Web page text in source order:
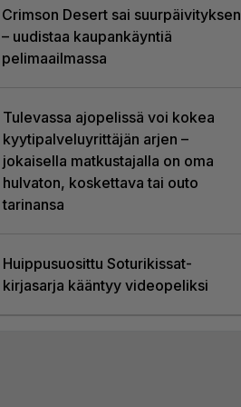
Crimson Desert sai suurpäivityksen
– uudistaa kaupankäyntiä
pelimaailmassa
Tulevassa ajopelissä voi kokea
kyytipalveluyrittäjän arjen –
jokaisella matkustajalla on oma
hulvaton, koskettava tai outo
tarinansa
Huippusuosittu Soturikissat-
kirjasarja kääntyy videopeliksi